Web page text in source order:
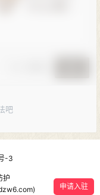
吧
-3
护
申请入驻